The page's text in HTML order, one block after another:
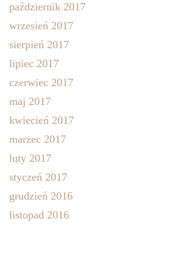
październik 2017
wrzesień 2017
sierpień 2017
lipiec 2017
czerwiec 2017
maj 2017
kwiecień 2017
marzec 2017
luty 2017
styczeń 2017
grudzień 2016
listopad 2016